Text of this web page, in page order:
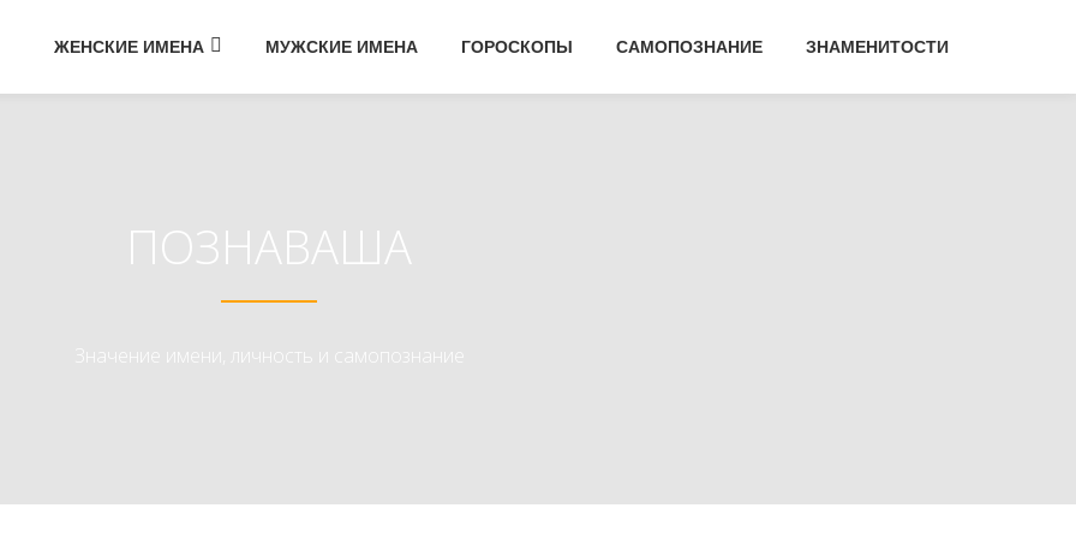
ЖЕНСКИЕ ИМЕНА МУЖСКИЕ ИМЕНА ГОРОСКОПЫ САМОПОЗНАНИЕ ЗНАМЕНИТОСТИ
ПОЗНАВАША
Значение имени, личность и самопознание